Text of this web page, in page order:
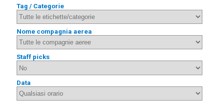
Tag / Categorie
Nome compagnia aerea
Staff picks
Data